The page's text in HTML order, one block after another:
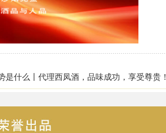
是什么丨代理西凤酒，品味成功，享受尊贵！